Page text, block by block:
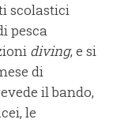
scolastici
pesca
diving, e si
di
il bando,
le